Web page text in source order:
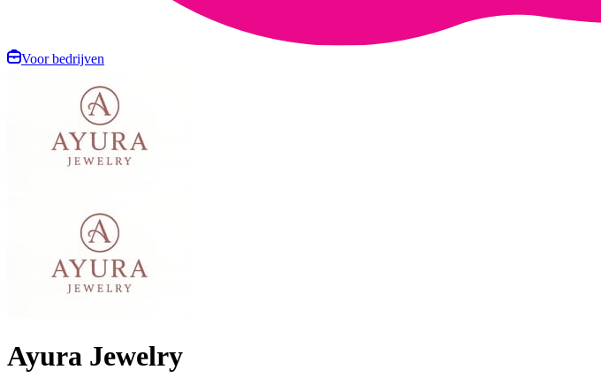
Voor bedrijven
Ayura Jewelry